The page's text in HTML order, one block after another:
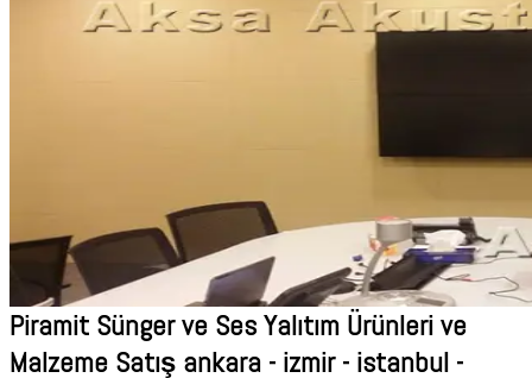
Piramit Sünger ve Ses Yalıtım Ürünleri ve
Malzeme Satış ankara - izmir - istanbul -